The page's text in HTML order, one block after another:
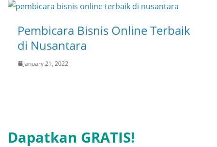
Pembicara Bisnis Online Terbaik
di Nusantara
January 21, 2022
Dapatkan GRATIS!